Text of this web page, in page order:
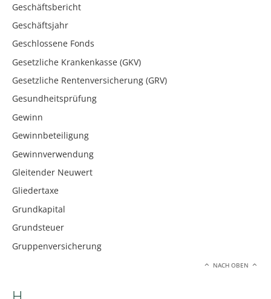
Geschäftsbericht
Geschäftsjahr
Geschlossene Fonds
Gesetzliche Krankenkasse (GKV)
Gesetzliche Rentenversicherung (GRV)
Gesundheitsprüfung
Gewinn
Gewinnbeteiligung
Gewinnverwendung
Gleitender Neuwert
Gliedertaxe
Grundkapital
Grundsteuer
Gruppenversicherung
NACH OBEN